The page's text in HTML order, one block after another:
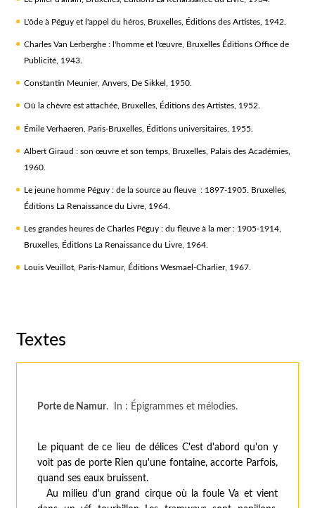
L'ôde à Péguy et l'appel du héros, Bruxelles, Éditions des Artistes, 1942.
Charles Van Lerberghe : l'homme et l'œuvre, Bruxelles Éditions Office de
Publicité, 1943.
Constantin Meunier, Anvers, De Sikkel, 1950.
Où la chèvre est attachée, Bruxelles, Éditions des Artistes, 1952.
Émile Verhaeren , Paris-Bruxelles, Éditions universitaires, 1955.
Albert Giraud : son œuvre et son temps, Bruxelles, Palais des Académies,
1960.
Le jeune homme Péguy : de la source au fleuve : 1897-1905. Bruxelles,
Éditions La Renaissance du Livre, 1964.
Les grandes heures de Charles Péguy : du fleuve à la mer : 1905-1914,
Bruxelles, Éditions La Renaissance du Livre, 1964.
Louis Veuillot, Paris-Namur, Éditions Wesmael-Charlier, 1967.
Textes
Porte de Namur. In : Épigrammes et mélodies.
Le piquant de ce lieu de délices C'est d'abord qu'on y
voit pas de porte Rien qu'une fontaine, accorte Parfois,
quand ses eaux bruissent.
Au milieu d'un grand cirque où la foule Va et vient